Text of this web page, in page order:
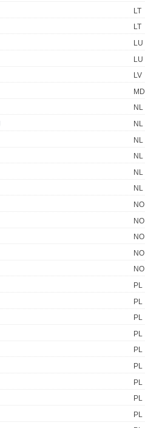
LT
LT
LU
LU
LV
MD
NL
NL
NL
NL
NL
NL
NO
NO
NO
NO
NO
PL
PL
PL
PL
PL
PL
PL
PL
PL